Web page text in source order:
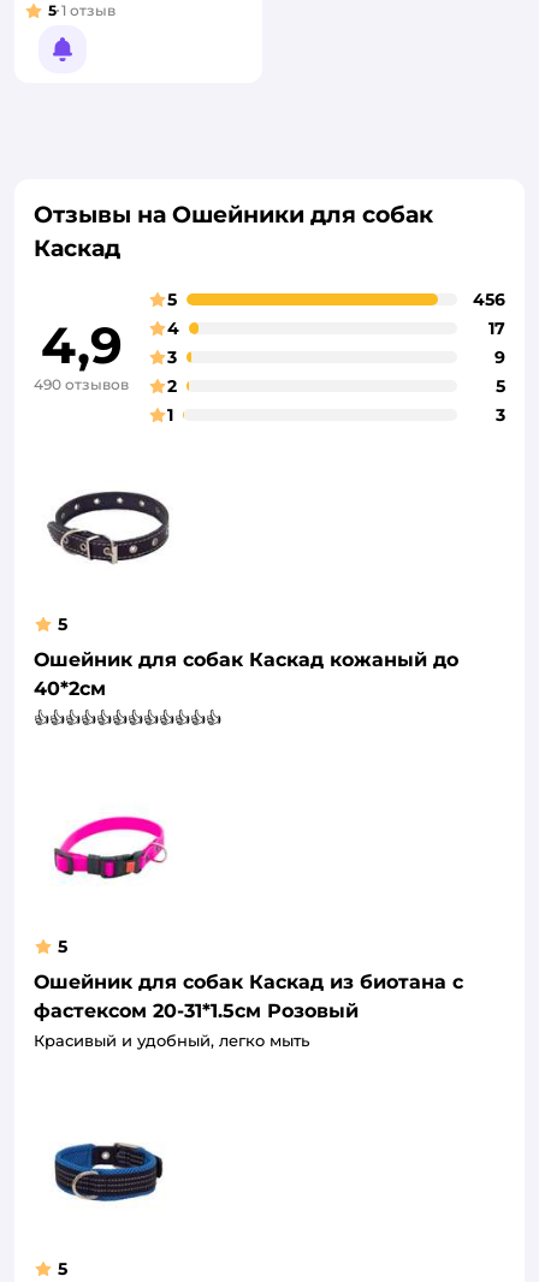
Рейтинг:
5 1 отзыв
Уведомить о появлении
Отзывы на Ошейники для собак
Каскад
4,9
490 отзывов
5
456
4
17
3
9
2
5
1
3
5
Ошейник для собак Каскад кожаный до
40*2см
👍👍👍👍👍👍👍👍👍👍👍👍
5
Ошейник для собак Каскад из биотана с
фастексом 20-31*1.5см Розовый
Красивый и удобный, легко мыть
5